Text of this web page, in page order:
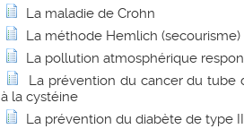
La maladie de Crohn
La méthode Hemlich (secourisme)
La pollution atmosphérique
La prévention du cancer du tube
à la cystéine
La prévention du diabète de type